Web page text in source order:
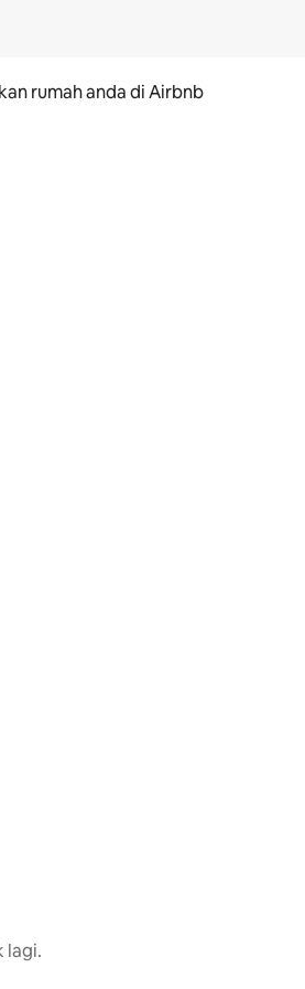
rumah anda di Airbnb
lagi.